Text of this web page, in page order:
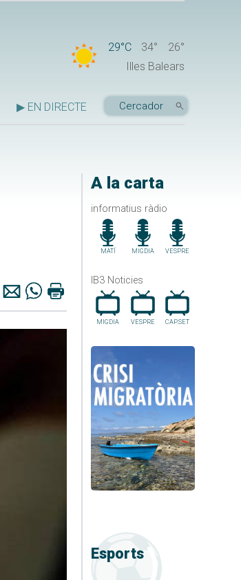
29°C 34°
26°
Illes Balears
▶ EN DIRECTE
A la carta
informatius ràdio
MATÍ MIGDIA VESPRE
IB3 Noticies
MIGDIA VESPRE CAP.SET
Esports